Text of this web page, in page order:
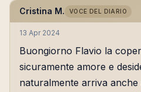
Cristina M. VOCE DEL DIARIO
13 Apr 2024
Buongiorno Flavio la
sicuramente amore e
naturalmente arriva